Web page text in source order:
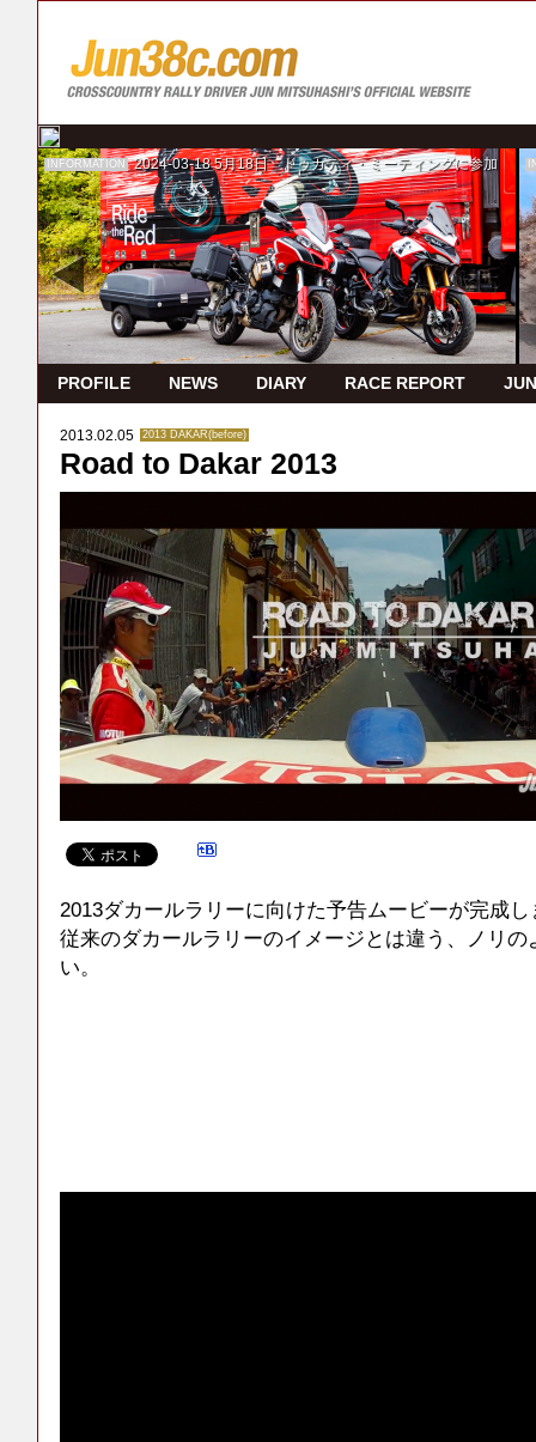
INFORMATION 2024-03-18 5月18日 ドゥカティ・ミーティングに参加
PROFILE NEWS DIARY RACE REPORT
2013.02.05 2013 DAKAR(before)
Road to Dakar 2013
2013ダカールラリーに向けた予告ムービーが完成し
従来のダカールラリーのイメージとは違う、ノリ
い。